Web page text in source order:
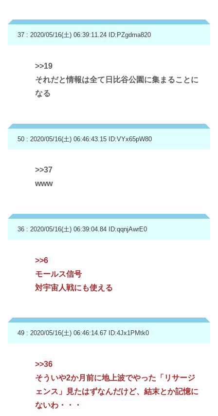
37 : 2020/05/16(土) 06:39:11.24 ID:PZgdma820
>>19
それだと情報は全て日比谷公園に集まることに
なる
50 : 2020/05/16(土) 06:46:43.15 ID:VYx65pW80
>>37
www
36 : 2020/05/16(土) 06:39:04.84 ID:qqnjAwrE0
>>6
モールス信号
対宇宙人戦にも使える
49 : 2020/05/16(土) 06:46:14.67 ID:4Jx1PMtk0
>>36
そういや2か月前に地上波でやった「リサージ
ェンス」見たはずなんだけど、結末とか記憶に
ないわ・・・